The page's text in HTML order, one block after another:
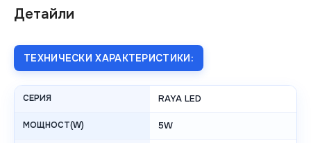
Детайли
ТЕХНИЧЕСКИ ХАРАКТЕРИСТИКИ:
СЕРИЯ RAYA LED
МОЩНОСТ(W) 5W